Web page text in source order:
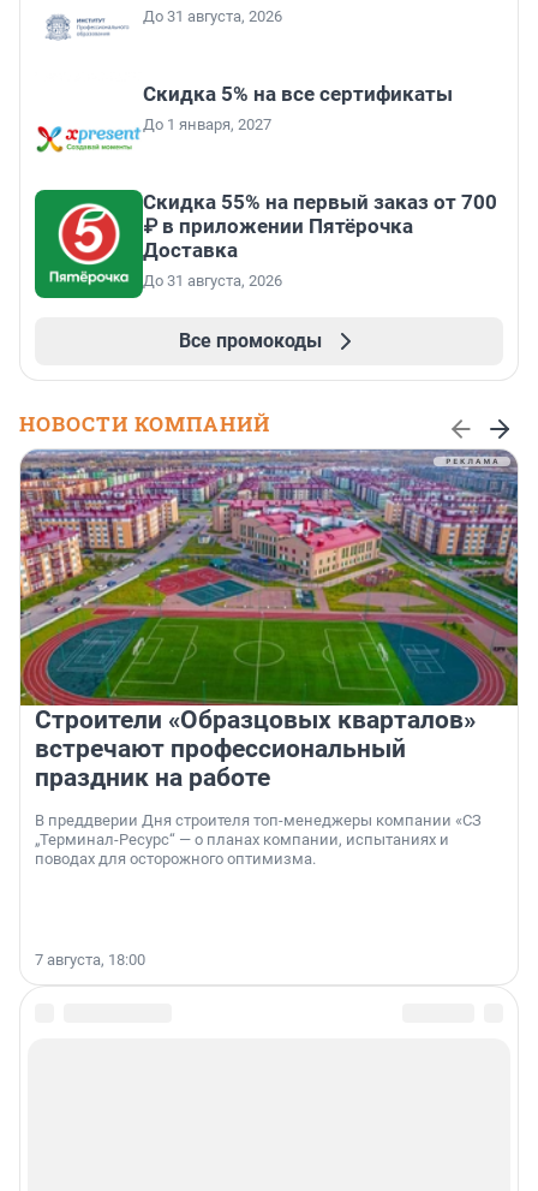
До 31 августа, 2026
Скидка 5% на все сертификаты
До 1 января, 2027
Скидка 55% на первый заказ от 700
₽ в приложении Пятёрочка
Доставка
До 31 августа, 2026
Все промокоды
НОВОСТИ КОМПАНИЙ
Строители «Образцовых кварталов»
встречают профессиональный
праздник на работе
В преддверии Дня строителя топ-менеджеры компании «СЗ
„Терминал-Ресурс“ — о планах компании, испытаниях и
поводах для осторожного оптимизма.
7 августа, 18:00